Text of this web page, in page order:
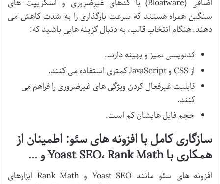
اضافی (Bloatware) با کدهای غیرضروری و اسکریپت های
سنگین همراه هستند که سرعت بارگذاری را به شدت کاهش می
دهند. هنگام انتخاب قالب، به دنبال گزینه هایی باشید که:
کدنویسی تمیز و بهینه دارند.
از CSS و JavaScript کمتری استفاده می کنند.
قابلیت غیرفعال کردن ویژگی های غیرضروری را فراهم می
کنند.
حجم فایل هایشان کم است.
سازگاری کامل با افزونه های سئو: اطمینان از
همکاری با Yoast SEO، Rank Math و …
افزونه های سئو مانند Yoast SEO و Rank Math ابزارهای